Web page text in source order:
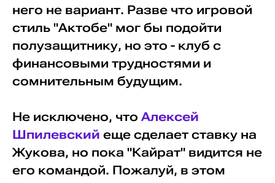
него не вариант. Разве что игровой
стиль "Актобе" мог бы подойти
полузащитнику, но это - клуб с
финансовыми трудностями и
сомнительным будущим.
Не исключено, что Алексей
Шпилевский еще сделает ставку на
Жукова, но пока "Кайрат" видится не
его командой. Пожалуй, в этом